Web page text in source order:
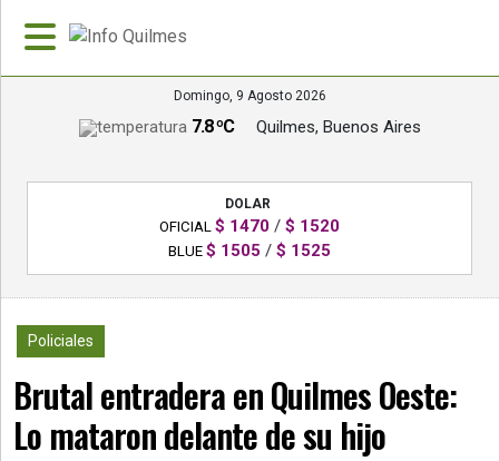
»
Policiales
Domingo, 9 Agosto 2026
7.8 ºC Quilmes, Buenos Aires
DOLAR
OFICIAL $ 1470 / $ 1520
BLUE $ 1505 / $ 1525
Policiales
Brutal entradera en Quilmes Oeste:
Lo mataron delante de su hijo